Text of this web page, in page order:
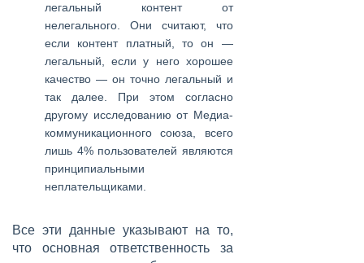
легальный контент от
нелегального. Они считают, что
если контент платный, то он —
легальный, если у него хорошее
качество — он точно легальный и
так далее. При этом согласно
другому исследованию от Медиа-
коммуникационного союза, всего
лишь 4% пользователей являются
принципиальными
неплательщиками.
Все эти данные указывают на то,
что основная ответственность за